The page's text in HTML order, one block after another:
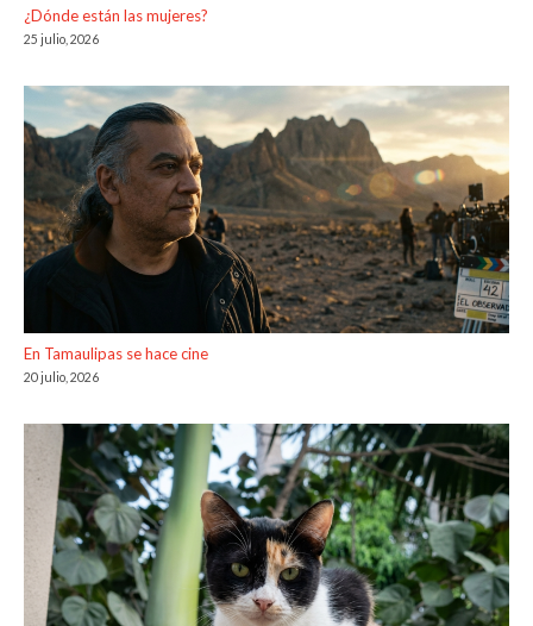
¿Dónde están las mujeres?
25 julio, 2026
En Tamaulipas se hace cine
20 julio, 2026